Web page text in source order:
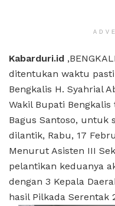
Kabarduri.id
ditentukan waktu
Bengkalis H. Syahrial
Wakil Bupati
Bagus Santoso, untuk
dilantik, Rabu, 17
Menurut Asisten III
pelantikan keduanya
dengan 3 Kepala
hasil Pilkada Serentak